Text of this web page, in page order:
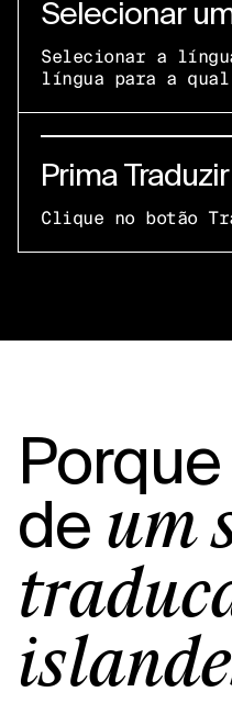
Selecionar
Selecionar a
língua para a
Prima Traduzir
Clique no botão
de um